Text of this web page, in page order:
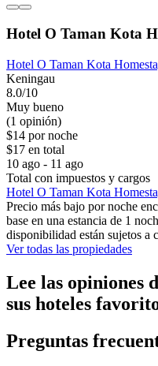
Hotel O Taman Kota
Hotel O Taman Kota
Keningau
8.0/10
Muy bueno
(1 opinión)
$14 por noche
$17 en total
10 ago - 11 ago
Total con impuestos y cargos
Hotel O Taman Kota
Precio más bajo por noche
base en una estancia de 1
disponibilidad están sujetos a
Ver todas las propiedades
Lee las opiniones
sus hoteles
Preguntas